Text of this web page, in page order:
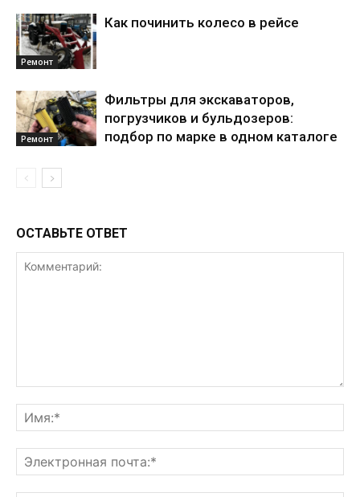
Ремонт
Как починить колесо в рейсе
Ремонт
Фильтры для экскаваторов,
погрузчиков и бульдозеров:
подбор по марке в одном каталоге
ОСТАВЬТЕ ОТВЕТ